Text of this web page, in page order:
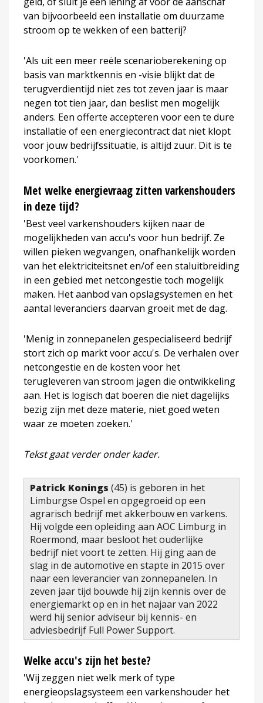
van bijvoorbeeld een installatie om duurzame
stroom op te wekken of een batterij?
'Als uit een meer reële scenarioberekening op
basis van marktkennis en -visie blijkt dat de
terugverdientijd niet zes tot zeven jaar is maar
negen tot tien jaar, dan beslist men mogelijk
anders. Een offerte accepteren voor een te dure
installatie of een energiecontract dat niet klopt
voor jouw bedrijfssituatie, is altijd zuur. Dit is te
voorkomen.'
Met welke energievraag zitten varkenshouders
in deze tijd?
'Best veel varkenshouders kijken naar de
mogelijkheden van accu's voor hun bedrijf. Ze
willen pieken wegvangen, onafhankelijk worden
van het elektriciteitsnet en/of een staluitbreiding
in een gebied met netcongestie toch mogelijk
maken. Het aanbod van opslagsystemen en het
aantal leveranciers daarvan groeit met de dag.
'Menig in zonnepanelen gespecialiseerd bedrijf
stort zich op markt voor accu's. De verhalen over
netcongestie en de kosten voor het
terugleveren van stroom jagen die ontwikkeling
aan. Het is logisch dat boeren die niet dagelijks
bezig zijn met deze materie, niet goed weten
waar ze moeten zoeken.'
Tekst gaat verder onder kader.
Patrick Konings (45) is geboren in het
Limburgse Ospel en opgegroeid op een
agrarisch bedrijf met akkerbouw en varkens.
Hij volgde een opleiding aan AOC Limburg in
Roermond, maar besloot het ouderlijke
bedrijf niet voort te zetten. Hij ging aan de
slag in de automotive en stapte in 2015 over
naar een leverancier van zonnepanelen. In
zeven jaar tijd bouwde hij zijn kennis over de
energiemarkt op en in het najaar van 2022
werd hij senior adviseur bij kennis- en
adviesbedrijf Full Power Support.
Welke accu's zijn het beste?
'Wij zeggen niet welk merk of type
energieopslagsysteem een varkenshouder het